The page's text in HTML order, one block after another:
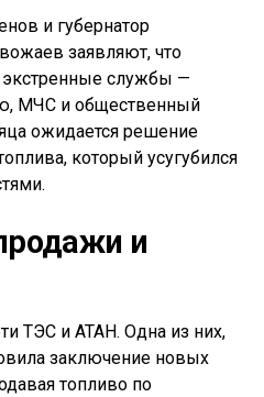
и губернатор
заявляют, что
службы —
МЧС и общественный
ожидается решение
который усугубился
и
ТЭС и АТАН. Одна из них,
заключение новых
топливо по